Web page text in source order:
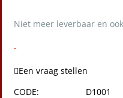
Niet meer leverbaar en
-
Een vraag stellen
CODE:
D1001